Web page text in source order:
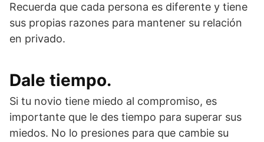
Recuerda que cada persona es diferente y tiene
sus propias razones para mantener su relación
en privado.
Dale tiempo.
Si tu novio tiene miedo al compromiso, es
importante que le des tiempo para superar sus
miedos. No lo presiones para que cambie su